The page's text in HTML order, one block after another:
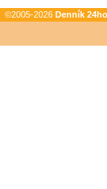
©2005-2026 Denník